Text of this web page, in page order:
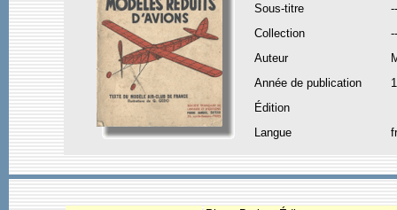
Sous-titre
--
Collection
--
Auteur
Année de publication
Édition
Langue